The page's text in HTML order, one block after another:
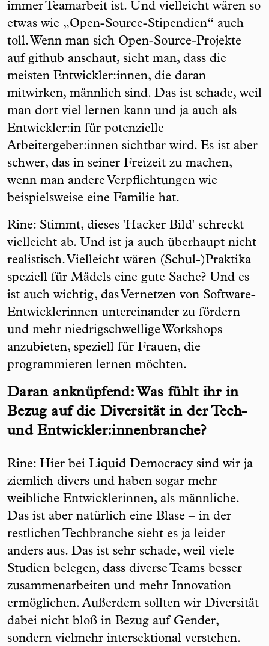
immer Teamarbeit ist. Und vielleicht wären so
etwas wie „Open-Source-Stipendien“ auch
toll. Wenn man sich Open-Source-Projekte
auf github anschaut, sieht man, dass die
meisten Entwickler:innen, die daran
mitwirken, männlich sind. Das ist schade, weil
man dort viel lernen kann und ja auch als
Entwickler:in für potenzielle
Arbeitergeber:innen sichtbar wird. Es ist aber
schwer, das in seiner Freizeit zu machen,
wenn man andere Verpflichtungen wie
beispielsweise eine Familie hat.
Rine: Stimmt, dieses 'Hacker Bild' schreckt
vielleicht ab. Und ist ja auch überhaupt nicht
realistisch. Vielleicht wären (Schul-)Praktika
speziell für Mädels eine gute Sache? Und es
ist auch wichtig, das Vernetzen von Software-
Entwicklerinnen untereinander zu fördern
und mehr niedrigschwellige Workshops
anzubieten, speziell für Frauen, die
programmieren lernen möchten.
Daran anknüpfend: Was fühlt ihr in
Bezug auf die Diversität in der Tech-
und Entwickler:innenbranche?
Rine: Hier bei Liquid Democracy sind wir ja
ziemlich divers und haben sogar mehr
weibliche Entwicklerinnen, als männliche.
Das ist aber natürlich eine Blase – in der
restlichen Techbranche sieht es ja leider
anders aus. Das ist sehr schade, weil viele
Studien belegen, dass diverse Teams besser
zusammenarbeiten und mehr Innovation
ermöglichen. Außerdem sollten wir Diversität
dabei nicht bloß in Bezug auf Gender,
sondern vielmehr intersektional verstehen.